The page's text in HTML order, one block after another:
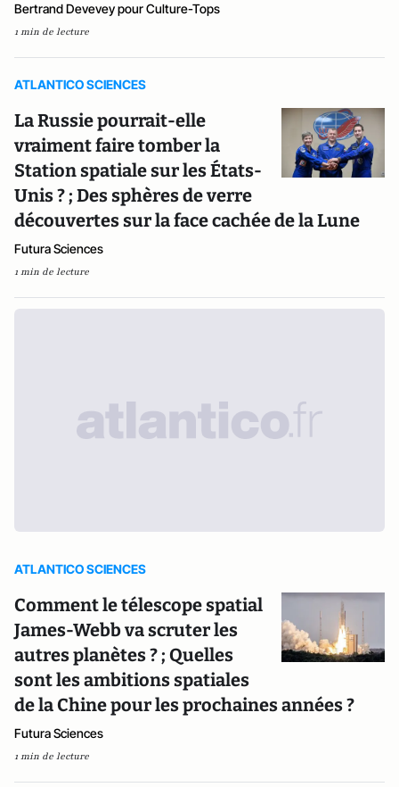
Bertrand Devevey pour Culture-Tops
1 min de lecture
ATLANTICO SCIENCES
La Russie pourrait-elle
vraiment faire tomber la
Station spatiale sur les États-
Unis ? ; Des sphères de verre
découvertes sur la face cachée de la Lune
Futura Sciences
1 min de lecture
ATLANTICO SCIENCES
Comment le télescope spatial
James-Webb va scruter les
autres planètes ? ; Quelles
sont les ambitions spatiales
de la Chine pour les prochaines années ?
Futura Sciences
1 min de lecture